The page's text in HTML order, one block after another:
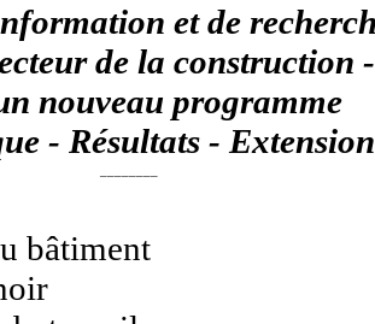
et de
de la construction -
nouveau programme
- Résultats - Extension
bâtiment